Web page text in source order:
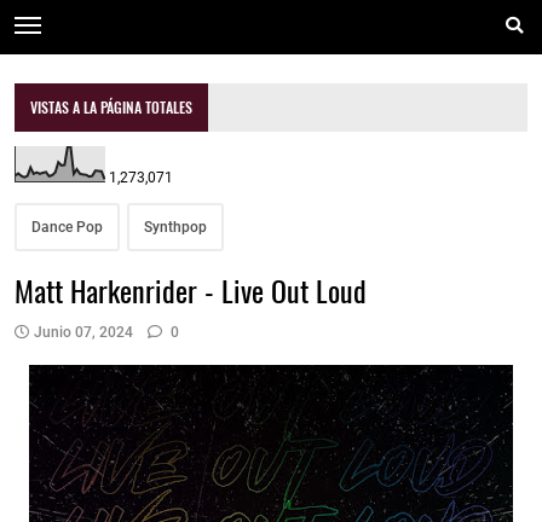
VISTAS A LA PÁGINA TOTALES
1,273,071
Dance Pop Synthpop
Matt Harkenrider - Live Out Loud
Junio 07, 2024 0